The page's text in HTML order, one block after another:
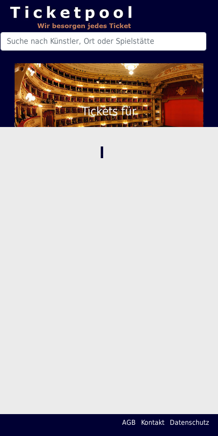
Tickets für
,
AGB Kontakt Datenschutz